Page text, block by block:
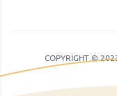
COPYRIGHT ©